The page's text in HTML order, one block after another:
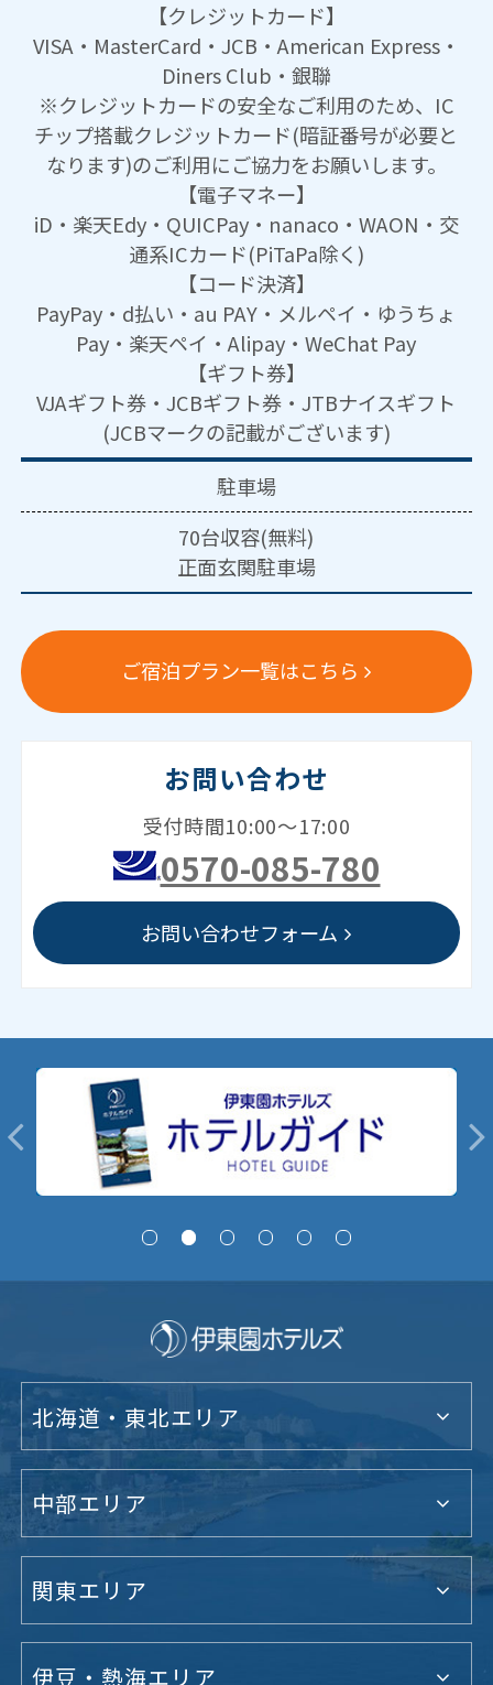
【クレジットカード】
VISA・MasterCard・JCB・American Express・
Diners Club・銀聯
※クレジットカードの安全なご利用のため、IC
チップ搭載クレジットカード(暗証番号が必要と
なります)のご利用にご協力をお願いします。
【電子マネー】
iD・楽天Edy・QUICPay・nanaco・WAON・交
通系ICカード(PiTaPa除く)
【コード決済】
PayPay・d払い・au PAY・メルペイ・ゆうちょ
Pay・楽天ペイ・Alipay・WeChat Pay
【ギフト券】
VJAギフト券・JCBギフト券・JTBナイスギフト
(JCBマークの記載がございます)
駐車場
70台収容(無料)
正面玄関駐車場
ご宿泊プラン一覧はこちら
お問い合わせ
受付時間10:00～17:00
0570-085-780
お問い合わせフォーム
北海道・東北エリア
中部エリア
関東エリア
伊豆・熱海エリア